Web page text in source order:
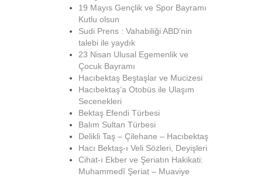
19 Mayıs Gençlik ve Spor Bayramı
Kutlu olsun
Sudi Prens : Vahabiliği ABD’nin
talebi ile yaydık
23 Nisan Ulusal Egemenlik ve
Çocuk Bayramı
Hacıbektaş Beştaşlar ve Mucizesi
Hacıbektaş’a Otobüs ile Ulaşım
Secenekleri
Bektaş Efendi Türbesi
Balım Sultan Türbesi
Delikli Taş – Çilehane – Hacıbektaş
Hacı Bektaş-ı Veli Sözleri, Deyişleri
Cihat-ı Ekber ve Şeriatın Hakikati:
Muhammedî Şeriat – Muaviye